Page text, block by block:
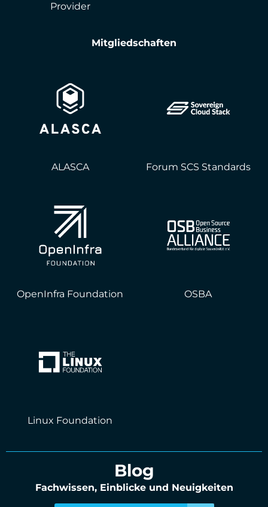
Provider
Mitgliedschaften
ALASCA Forum SCS Standards
OpenInfra Foundation OSBA
Linux Foundation
Blog
Fachwissen, Einblicke und Neuigkeiten